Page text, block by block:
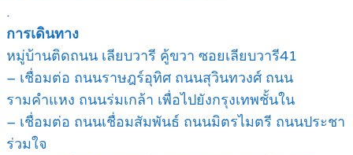
.
การเดินทาง
หมู่บ้านติดถนน เลียบวารี คู้ขวา ซอยเลียบวารี41
– เชื่อมต่อ ถนนราษฎร์อุทิศ ถนนสุวินทวงศ์ ถนน
รามคำแหง ถนนร่มเกล้า เพื่อไปยังกรุงเทพชั้นใน
– เชื่อมต่อ ถนนเชื่อมสัมพันธ์ ถนนมิตรไมตรี ถนนประชา
ร่วมใจ